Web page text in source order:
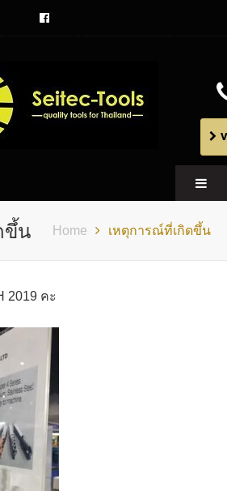
ขึ้น Home เหตุการณ์ที่เกิดขึ้น
2019 คะ